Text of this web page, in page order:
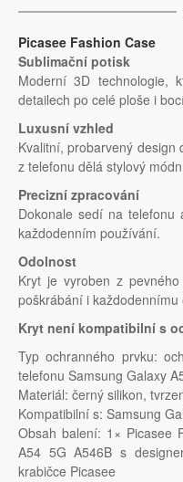
Picasee Fashion Case
Sublimační potisk
Moderní 3D technologie,
detailech po celé ploše i
Luxusní vzhled
Kvalitní, probarvený
z telefonu dělá stylový
Precizní zpracování
Dokonale sedí na telefonu
každodenním používání.
Odolnost
Kryt je vyroben z
poškrábání i každodennímu
Kryt není kompatibilní s
Typ ochranného prvku:
telefonu Samsung Galaxy
Materiál: černý silikon,
Kompatibilní s: Samsung
Obsah balení: 1× Picasee
A54 5G A546B s
krabičce Picasee